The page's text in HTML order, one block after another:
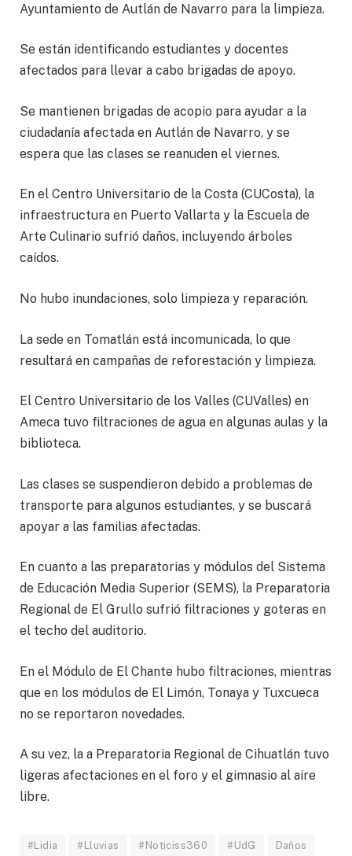
Ayuntamiento de Autlán de Navarro para la limpieza.
Se están identificando estudiantes y docentes
afectados para llevar a cabo brigadas de apoyo.
Se mantienen brigadas de acopio para ayudar a la
ciudadanía afectada en Autlán de Navarro, y se
espera que las clases se reanuden el viernes.
En el Centro Universitario de la Costa (CUCosta), la
infraestructura en Puerto Vallarta y la Escuela de
Arte Culinario sufrió daños, incluyendo árboles
caídos.
No hubo inundaciones, solo limpieza y reparación.
La sede en Tomatlán está incomunicada, lo que
resultará en campañas de reforestación y limpieza.
El Centro Universitario de los Valles (CUValles) en
Ameca tuvo filtraciones de agua en algunas aulas y la
biblioteca.
Las clases se suspendieron debido a problemas de
transporte para algunos estudiantes, y se buscará
apoyar a las familias afectadas.
En cuanto a las preparatorias y módulos del Sistema
de Educación Media Superior (SEMS), la Preparatoria
Regional de El Grullo sufrió filtraciones y goteras en
el techo del auditorio.
En el Módulo de El Chante hubo filtraciones, mientras
que en los módulos de El Limón, Tonaya y Tuxcueca
no se reportaron novedades.
A su vez, la a Preparatoria Regional de Cihuatlán tuvo
ligeras afectaciones en el foro y el gimnasio al aire
libre.
#Lidia #Lluvias #Noticiss360 #UdG Daños